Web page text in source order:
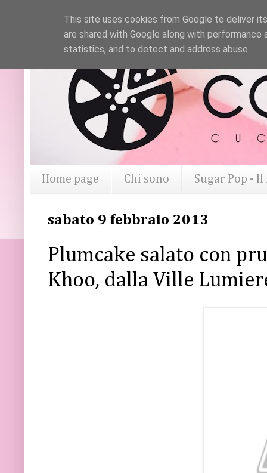
Home page Chi sono Sugar Pop -
sabato 9 febbraio 2013
Plumcake salato con
Khoo, dalla Ville
This site uses cookies from Google to deliver
are shared with Google along with
statistics, and to detect and address abuse.